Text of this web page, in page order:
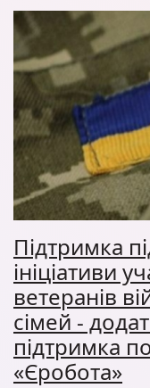
Підтримка
ініціативи
ветеранів
сімей -
підтримка
«Єробота»